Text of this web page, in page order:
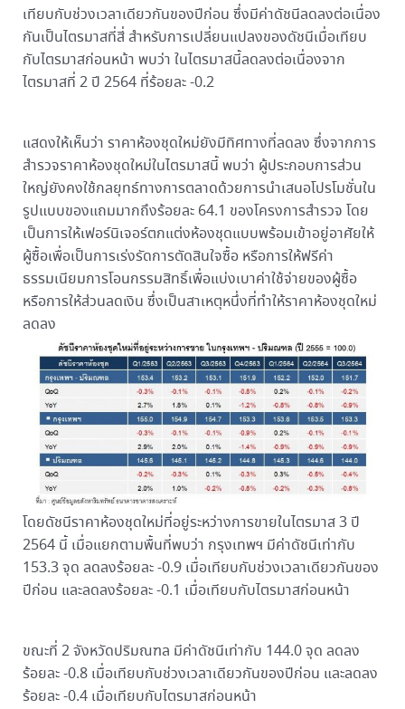
เทียบกับช่วงเวลาเดียวกันของปีก่อน ซึ่งมีค่าดัชนีลดลงต่อเนื่อง
กันเป็นไตรมาสที่สี่ สำหรับการเปลี่ยนแปลงของดัชนีเมื่อเทียบ
กับไตรมาสก่อนหน้า พบว่า ในไตรมาสนี้ลดลงต่อเนื่องจาก
ไตรมาสที่ 2 ปี 2564 ที่ร้อยละ -0.2
แสดงให้เห็นว่า ราคาห้องชุดใหม่ยังมีทิศทางที่ลดลง ซึ่งจากการ
สำรวจราคาห้องชุดใหม่ในไตรมาสนี้ พบว่า ผู้ประกอบการส่วน
ใหญ่ยังคงใช้กลยุทธ์ทางการตลาดด้วยการนำเสนอโปรโมชั่นใน
รูปแบบของแถมมากถึงร้อยละ 64.1 ของโครงการสำรวจ โดย
เป็นการให้เฟอร์นิเจอร์ตกแต่งห้องชุดแบบพร้อมเข้าอยู่อาศัยให้
ผู้ซื้อเพื่อเป็นการเร่งรัดการตัดสินใจซื้อ หรือการให้ฟรีค่า
ธรรมเนียมการโอนกรรมสิทธิ์เพื่อแบ่งเบาค่าใช้จ่ายของผู้ซื้อ
หรือการให้ส่วนลดเงิน ซึ่งเป็นสาเหตุหนึ่งที่ทำให้ราคาห้องชุดใหม่
ลดลง
โดยดัชนีราคาห้องชุดใหม่ที่อยู่ระหว่างการขายในไตรมาส 3 ปี
2564 นี้ เมื่อแยกตามพื้นที่พบว่า กรุงเทพฯ มีค่าดัชนีเท่ากับ
153.3 จุด ลดลงร้อยละ -0.9 เมื่อเทียบกับช่วงเวลาเดียวกันของ
ปีก่อน และลดลงร้อยละ -0.1 เมื่อเทียบกับไตรมาสก่อนหน้า
ขณะที่ 2 จังหวัดปริมณฑล มีค่าดัชนีเท่ากับ 144.0 จุด ลดลง
ร้อยละ -0.8 เมื่อเทียบกับช่วงเวลาเดียวกันของปีก่อน และลดลง
ร้อยละ -0.4 เมื่อเทียบกับไตรมาสก่อนหน้า